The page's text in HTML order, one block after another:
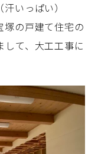
いっぱい）
塚の戸建て住宅の
して、大工工事に